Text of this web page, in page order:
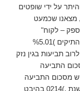
והיתר על ידי שופטים
מצאנו שכמעט
"ספק – לקוח"
שמשמעותו תביעות צרכניות, ומעל רבע מהתיקים )%5.01
תביעות בגין נזק
התביעה
כשליש מסכום התביעה
המקסימאלי הקבוע בחוק )122,33 ש"ח בשנת .)0214 בהיבט